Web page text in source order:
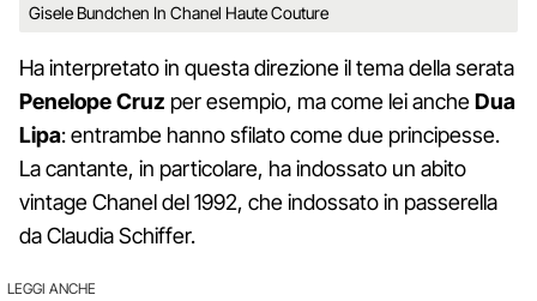
Gisele Bundchen In Chanel Haute Couture
Ha interpretato in questa direzione il tema della serata
Penelope Cruz per esempio, ma come lei ancheDua
Lipa: entrambe hanno sfilato come due principesse.
La cantante, in particolare, ha indossato un abito
vintage Chanel del 1992, che indossato in passerella
da Claudia Schiffer.
LEGGI ANCHE